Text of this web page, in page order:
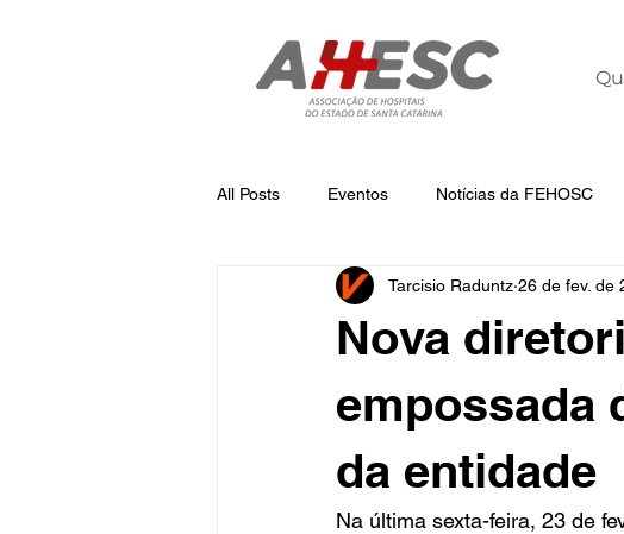
All Posts Eventos Notícias da FEHOSC
Notícias da AHESC
Nova
empossada
da entidade
Tarcisio Raduntz 26 de fev. de
Na última sexta-feira, 23 de